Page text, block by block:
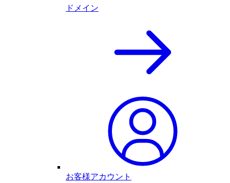
ドメイン
お客様アカウント